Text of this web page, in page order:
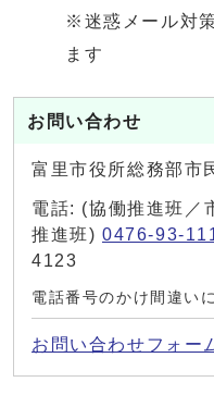
※迷惑メール対
ます
お問い合わせ
富里市役所総務部市
電話: (協働推進班／
推進班) 0476-93-
4123
電話番号のかけ間違い
お問い合わせフォー